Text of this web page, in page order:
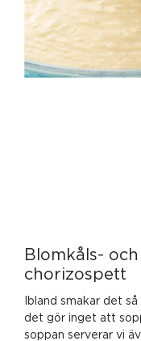
Blomkåls-
chorizospett
Ibland smakar det
det gör inget att
soppan serverar vi